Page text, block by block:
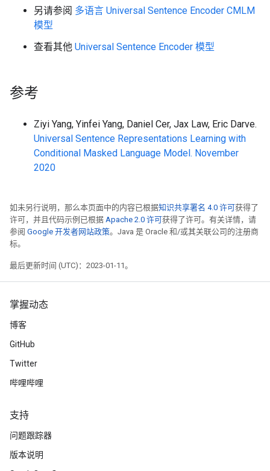
另请参阅 多语言 Universal Sentence Encoder CMLM
模型
查看其他 Universal Sentence Encoder 模型
参考
Ziyi Yang, Yinfei Yang, Daniel Cer, Jax Law, Eric Darve.
Universal Sentence Representations Learning with
Conditional Masked Language Model. November
2020
如未另行说明，那么本页面中的内容已根据知识共享署名 4.0 许可获得了
许可，并且代码示例已根据 Apache 2.0 许可获得了许可。有关详情，请
参阅 Google 开发者网站政策。Java 是 Oracle 和/或其关联公司的注册商
标。
最后更新时间 (UTC)：2023-01-11。
掌握动态
博客
GitHub
Twitter
哔哩哔哩
支持
问题跟踪器
版本说明